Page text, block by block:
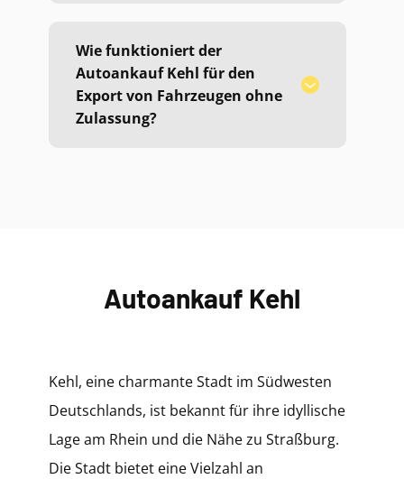
Wie funktioniert der
Autoankauf Kehl für den
Export von Fahrzeugen ohne
Zulassung?
Autoankauf Kehl
Kehl, eine charmante Stadt im Südwesten
Deutschlands, ist bekannt für ihre idyllische
Lage am Rhein und die Nähe zu Straßburg.
Die Stadt bietet eine Vielzahl an